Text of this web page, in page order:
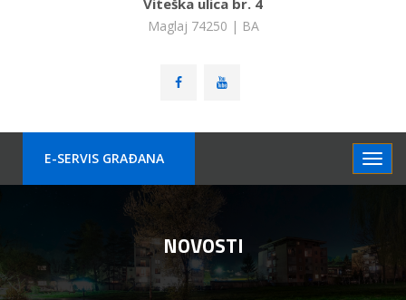
Viteška ulica br. 4
Maglaj 74250 | BA
E-SERVIS GRAÐANA
NOVOSTI